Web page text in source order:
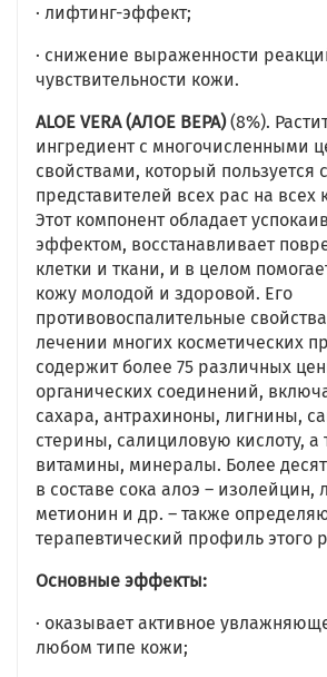
· лифтинг-эффект;
· снижение выраженности
чувствительности кожи.
ALOE VERA (АЛОЕ ВЕРА)(8%).
ингредиент с многочисленными
свойствами, который пользуется
представителей всех рас на всех
Этот компонент обладает
эффектом, восстанавливает
клетки и ткани, и в целом
кожу молодой и здоровой. Его
противовоспалительные
лечении многих косметических
содержит более 75 различных
органических соединений,
сахара, антрахиноны, лигнины,
стерины, салициловую кислоту, а
витамины, минералы. Более
в составе сока алоэ – изолейцин,
метионин и др. – также
терапевтический профиль этого
Основные эффекты:
· оказывает активное
любом типе кожи;